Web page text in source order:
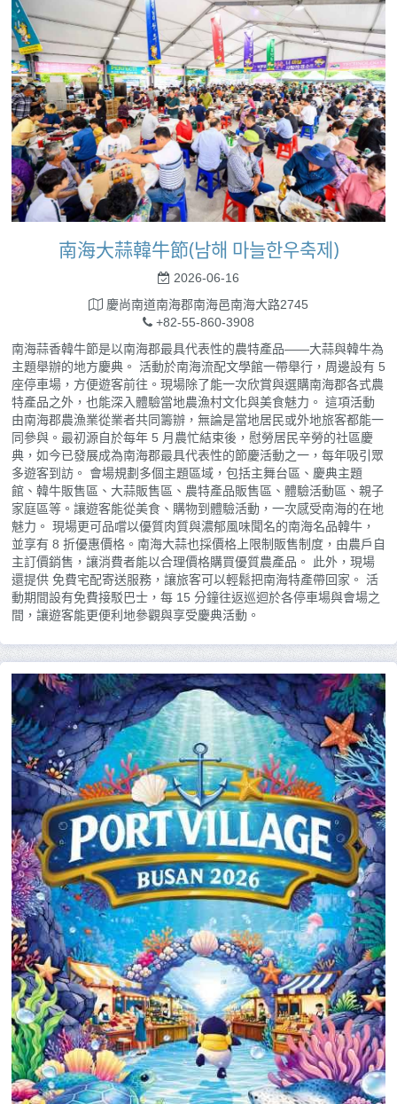
南海大蒜韓牛節(남해 마늘한우축제)
2026-06-16
慶尚南道南海郡南海邑南海大路2745
+82-55-860-3908
南海蒜香韓牛節是以南海郡最具代表性的農特產品——大蒜與韓牛為
主題舉辦的地方慶典。 活動於南海流配文學館一帶舉行，周邊設有 5
座停車場，方便遊客前往。現場除了能一次欣賞與選購南海郡各式農
特產品之外，也能深入體驗當地農漁村文化與美食魅力。 這項活動
由南海郡農漁業從業者共同籌辦，無論是當地居民或外地旅客都能一
同參與。最初源自於每年 5 月農忙結束後，慰勞居民辛勞的社區慶
典，如今已發展成為南海郡最具代表性的節慶活動之一，每年吸引眾
多遊客到訪。 會場規劃多個主題區域，包括主舞台區、慶典主題
館、韓牛販售區、大蒜販售區、農特產品販售區、體驗活動區、親子
家庭區等。讓遊客能從美食、購物到體驗活動，一次感受南海的在地
魅力。 現場更可品嚐以優質肉質與濃郁風味聞名的南海名品韓牛，
並享有 8 折優惠價格。南海大蒜也採價格上限制販售制度，由農戶自
主訂價銷售，讓消費者能以合理價格購買優質農產品。 此外，現場
還提供 免費宅配寄送服務，讓旅客可以輕鬆把南海特產帶回家。 活
動期間設有免費接駁巴士，每 15 分鐘往返巡迴於各停車場與會場之
間，讓遊客能更便利地參觀與享受慶典活動。